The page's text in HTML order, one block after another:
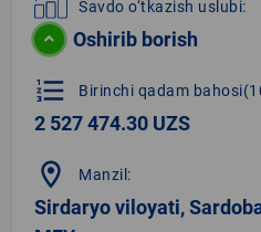
Savdo o‘tkazish uslubi:
Oshirib borish
format_list_numbered Birinchi qadam
2 527 474.30 UZS
location_on Manzil:
Sirdaryo viloyati,